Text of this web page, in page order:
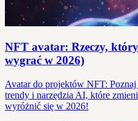
NFT avatar: Rzeczy,
wygrać w 2026)
Avatar do projektów NFT:
trendy i narzędzia AI, które
wyróżnić się w 2026!